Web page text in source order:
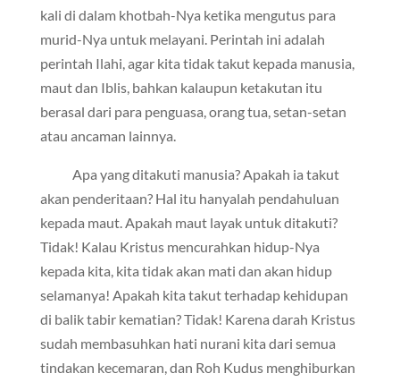
kali di dalam khotbah-Nya ketika mengutus para
murid-Nya untuk melayani. Perintah ini adalah
perintah Ilahi, agar kita tidak takut kepada manusia,
maut dan Iblis, bahkan kalaupun ketakutan itu
berasal dari para penguasa, orang tua, setan-setan
atau ancaman lainnya.
Apa yang ditakuti manusia? Apakah ia takut
akan penderitaan? Hal itu hanyalah pendahuluan
kepada maut. Apakah maut layak untuk ditakuti?
Tidak! Kalau Kristus mencurahkan hidup-Nya
kepada kita, kita tidak akan mati dan akan hidup
selamanya! Apakah kita takut terhadap kehidupan
di balik tabir kematian? Tidak! Karena darah Kristus
sudah membasuhkan hati nurani kita dari semua
tindakan kecemaran, dan Roh Kudus menghiburkan